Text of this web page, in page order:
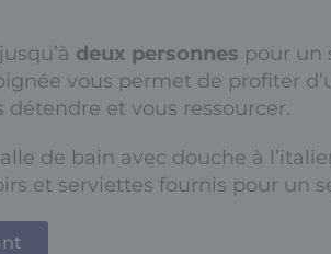
deux personnes pour un
vous permet de profiter
et vous ressourcer.
de bain avec douche à
et serviettes fournis pour un